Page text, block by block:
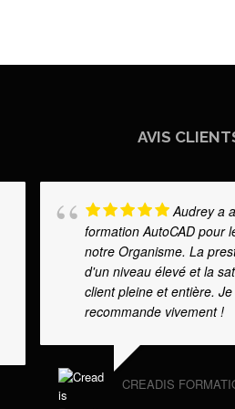
AVIS
Audrey a
formation AutoCAD pour
notre Organisme. La
d'un niveau élevé et la
client pleine et entière. Je
recommande vivement !
CREADIS